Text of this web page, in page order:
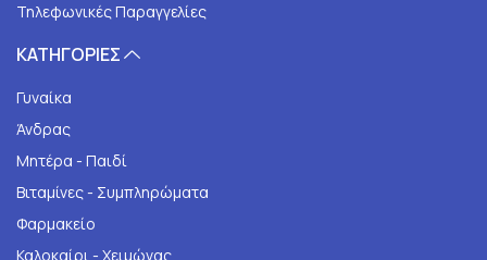
Τηλεφωνικές Παραγγελίες
ΚΑΤΗΓΟΡΙΕΣ
Γυναίκα
Άνδρας
Μητέρα - Παιδί
Βιταμίνες - Συμπληρώματα
Φαρμακείο
Καλοκαίρι - Χειμώνας